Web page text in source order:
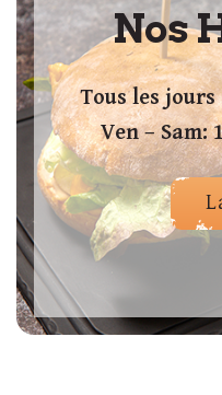
Nos
Tous les jours
Ven – Sam: